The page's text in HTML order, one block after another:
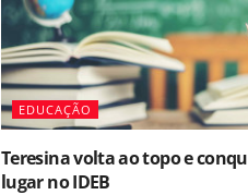
EDUCAÇÃO
Teresina volta ao topo e
lugar no IDEB